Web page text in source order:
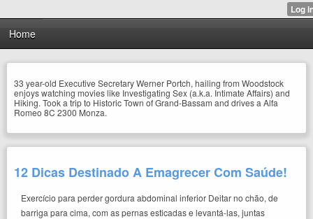
Home
33 year-old Executive Secretary Werner Portch, hailing from Woodstock
enjoys watching movies like Investigating Sex (a.k.a. Intimate Affairs) and
Hiking. Took a trip to Historic Town of Grand-Bassam and drives a Alfa
Romeo 8C 2300 Monza.
12 Dicas Destinado A Emagrecer Com Saúde!
Exercício para perder gordura abdominal inferior Deitar no chão, de
barriga para cima, com as pernas esticadas e levantá-las, juntas